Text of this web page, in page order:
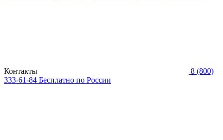
Контакты
8 (800)
333-61-84 Бесплатно по России